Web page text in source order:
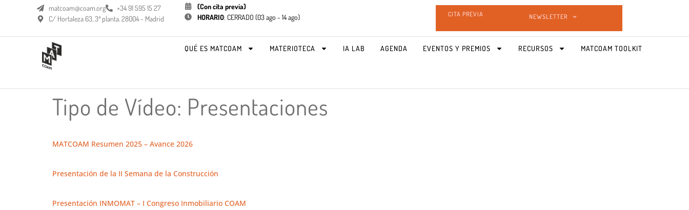
matcoam@coam.org
+34 91 595 15 27
C/ Hortaleza 63, 3ª planta. 28004 - Madrid
(Con cita previa)
HORARIO: CERRADO (03 ago - 14 ago) CITA PREVIA NEWSLETTER
QUÉ ES MATCOAM MATERIOTECA IA LAB AGENDA EVENTOS Y PREMIOS RECURSOS MATCOAM TOOLKIT
Tipo de Vídeo: Presentaciones
MATCOAM Resumen 2025 – Avance 2026
Presentación de la II Semana de la Construcción
Presentación INMOMAT – I Congreso Inmobiliario COAM